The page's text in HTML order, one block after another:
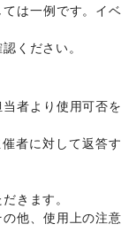
体作品・彫刻 /
・スポーツ
イク
モビリティ
/
は一例です。イベ
ください。
者より使用可否を
者に対して返答す
きます。
他、使用上の注意